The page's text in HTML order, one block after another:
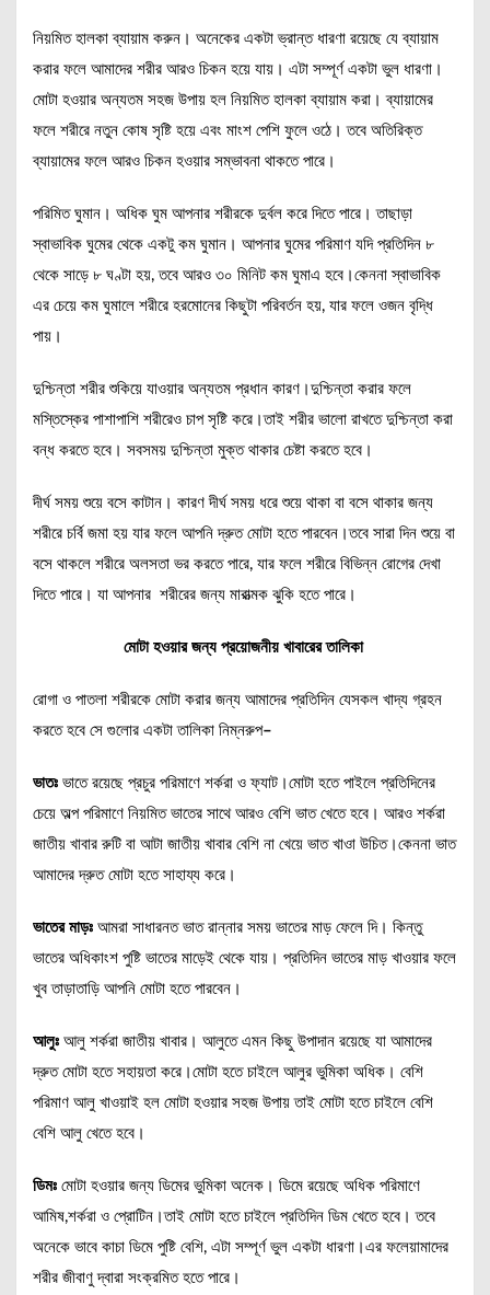
নিয়মিত হালকা ব্যায়াম করুন। অনেকের একটা ভ্রান্ত ধারণা রয়েছে যে ব্যায়াম
করার ফলে আমাদের শরীর আরও চিকন হয়ে যায়। এটা সম্পূর্ণ একটা ভুল ধারণা।
মোটা হওয়ার অন্যতম সহজ উপায় হল নিয়মিত হালকা ব্যায়াম করা। ব্যায়ামের
ফলে শরীরে নতুন কোষ সৃষ্টি হয়ে এবং মাংশ পেশি ফুলে ওঠে। তবে অতিরিক্ত
ব্যায়ামের ফলে আরও চিকন হওয়ার সম্ভাবনা থাকতে পারে।
পরিমিত ঘুমান। অধিক ঘুম আপনার শরীরকে দুর্বল করে দিতে পারে। তাছাড়া
স্বাভাবিক ঘুমের থেকে একটু কম ঘুমান। আপনার ঘুমের পরিমাণ যদি প্রতিদিন ৮
থেকে সাড়ে ৮ ঘণ্টা হয়, তবে আরও ৩০ মিনিট কম ঘুমাএ হবে।কেননা স্বাভাবিক
এর চেয়ে কম ঘুমালে শরীরে হরমোনের কিছুটা পরিবর্তন হয়, যার ফলে ওজন বৃদ্ধি
পায়।
দুশ্চিন্তা শরীর শুকিয়ে যাওয়ার অন্যতম প্রধান কারণ।দুশ্চিন্তা করার ফলে
মস্তিস্কের পাশাপাশি শরীরেও চাপ সৃষ্টি করে।তাই শরীর ভালো রাখতে দুশ্চিন্তা করা
বন্ধ করতে হবে। সবসময় দুশ্চিন্তা মুক্ত থাকার চেষ্টা করতে হবে।
দীর্ঘ সময় শুয়ে বসে কাটান। কারণ দীর্ঘ সময় ধরে শুয়ে থাকা বা বসে থাকার জন্য
শরীরে চর্বি জমা হয় যার ফলে আপনি দ্রুত মোটা হতে পারবেন।তবে সারা দিন শুয়ে বা
বসে থাকলে শরীরে অলসতা ভর করতে পারে, যার ফলে শরীরে বিভিন্ন রোগের দেখা
দিতে পারে। যা আপনার শরীরের জন্য মারাত্মক ঝুকি হতে পারে।
মোটা হওয়ার জন্য প্রয়োজনীয় খাবারের তালিকা
রোগা ও পাতলা শরীরকে মোটা করার জন্য আমাদের প্রতিদিন যেসকল খাদ্য গ্রহন
করতে হবে সে গুলোর একটা তালিকা নিম্নরুপ–
ভাতঃ ভাতে রয়েছে প্রচুর পরিমাণে শর্করা ও ফ্যাট।মোটা হতে পাইলে প্রতিদিনের
চেয়ে অল্প পরিমাণে নিয়মিত ভাতের সাথে আরও বেশি ভাত খেতে হবে। আরও শর্করা
জাতীয় খাবার রুটি বা আটা জাতীয় খাবার বেশি না খেয়ে ভাত খাওা উচিত।কেননা ভাত
আমাদের দ্রুত মোটা হতে সাহায্য করে।
ভাতের মাড়ঃ আমরা সাধারনত ভাত রান্নার সময় ভাতের মাড় ফেলে দি। কিন্তু
ভাতের অধিকাংশ পুষ্টি ভাতের মাড়েই থেকে যায়। প্রতিদিন ভাতের মাড় খাওয়ার ফলে
খুব তাড়াতাড়ি আপনি মোটা হতে পারবেন।
আলুঃ আলু শর্করা জাতীয় খাবার। আলুতে এমন কিছু উপাদান রয়েছে যা আমাদের
দ্রুত মোটা হতে সহায়তা করে।মোটা হতে চাইলে আলুর ভুমিকা অধিক। বেশি
পরিমাণ আলু খাওয়াই হল মোটা হওয়ার সহজ উপায় তাই মোটা হতে চাইলে বেশি
বেশি আলু খেতে হবে।
ডিমঃ মোটা হওয়ার জন্য ডিমের ভুমিকা অনেক। ডিমে রয়েছে অধিক পরিমাণে
আমিষ,শর্করা ও প্রোটিন।তাই মোটা হতে চাইলে প্রতিদিন ডিম খেতে হবে। তবে
অনেকে ভাবে কাচা ডিমে পুষ্টি বেশি, এটা সম্পূর্ণ ভুল একটা ধারণা।এর ফলেয়ামাদের
শরীর জীবাণু দ্বারা সংক্রমিত হতে পারে।